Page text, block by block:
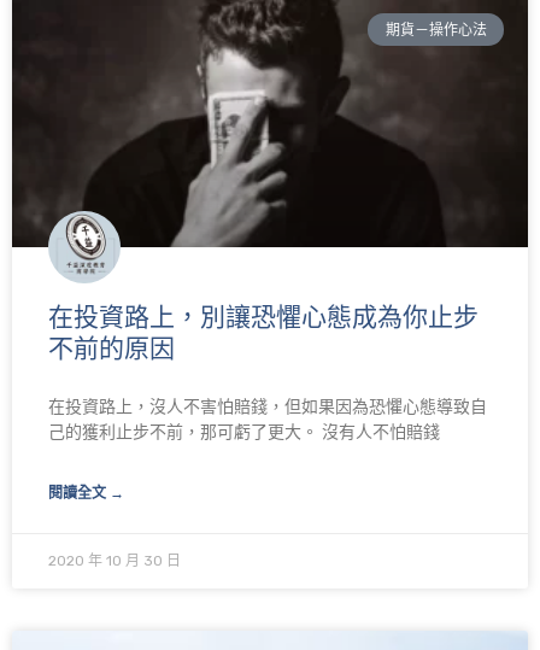
期貨－操作心法
在投資路上，別讓恐懼心態成為你止步
不前的原因
在投資路上，沒人不害怕賠錢，但如果因為恐懼心態導致自
己的獲利止步不前，那可虧了更大。 沒有人不怕賠錢
閱讀全文 →
2020 年 10 月 30 日